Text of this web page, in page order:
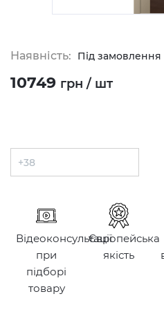
Наявність: Під замовлення
10749 грн / шт
Відеоконсультації
при
підборі
товару
Європейська
якість